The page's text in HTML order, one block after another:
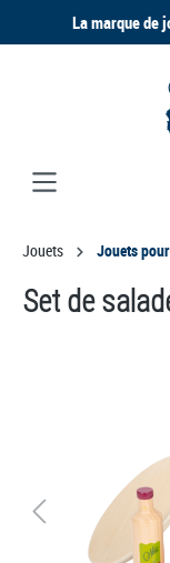
principalLa marque de
Jouets Jouets
Set de